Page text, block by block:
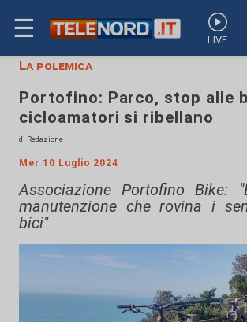
☰ LIVE
La polemica
Portofino: Parco, stop alle
cicloamatori si ribellano
di Redazione
Mer 10 Luglio 2024
Associazione Portofino Bike:
manutenzione che rovina i
bici"